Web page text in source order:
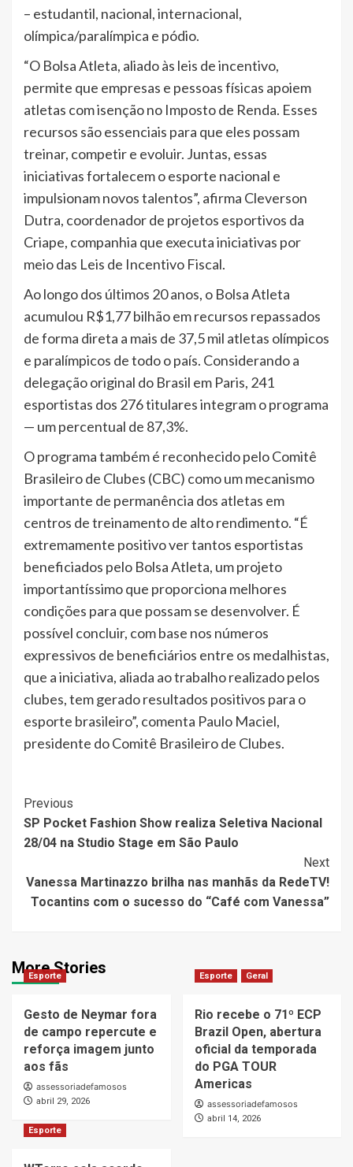
– estudantil, nacional, internacional,
olímpica/paralímpica e pódio.
“O Bolsa Atleta, aliado às leis de incentivo,
permite que empresas e pessoas físicas apoiem
atletas com isenção no Imposto de Renda. Esses
recursos são essenciais para que eles possam
treinar, competir e evoluir. Juntas, essas
iniciativas fortalecem o esporte nacional e
impulsionam novos talentos”, afirma Cleverson
Dutra, coordenador de projetos esportivos da
Criape, companhia que executa iniciativas por
meio das Leis de Incentivo Fiscal.
Ao longo dos últimos 20 anos, o Bolsa Atleta
acumulou R$1,77 bilhão em recursos repassados
de forma direta a mais de 37,5 mil atletas olímpicos
e paralímpicos de todo o país. Considerando a
delegação original do Brasil em Paris, 241
esportistas dos 276 titulares integram o programa
— um percentual de 87,3%.
O programa também é reconhecido pelo Comitê
Brasileiro de Clubes (CBC) como um mecanismo
importante de permanência dos atletas em
centros de treinamento de alto rendimento. “É
extremamente positivo ver tantos esportistas
beneficiados pelo Bolsa Atleta, um projeto
importantíssimo que proporciona melhores
condições para que possam se desenvolver. É
possível concluir, com base nos números
expressivos de beneficiários entre os medalhistas,
que a iniciativa, aliada ao trabalho realizado pelos
clubes, tem gerado resultados positivos para o
esporte brasileiro”, comenta Paulo Maciel,
presidente do Comitê Brasileiro de Clubes.
Post
Navigation
Previous
SP Pocket Fashion Show realiza Seletiva Nacional
28/04 na Studio Stage em São Paulo
Next
Vanessa Martinazzo brilha nas manhãs da RedeTV!
Tocantins com o sucesso do “Café com Vanessa”
More Stories
Esporte
Gesto de Neymar fora
de campo repercute e
reforça imagem junto
aos fãs
assessoriadefamosos
abril 29, 2026
Esporte Geral
Rio recebe o 71º ECP
Brazil Open, abertura
oficial da temporada
do PGA TOUR
Americas
assessoriadefamosos
abril 14, 2026
Esporte